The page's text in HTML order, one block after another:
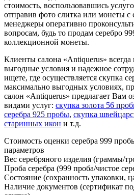
стоимость, воспользовавшись
отправив фото слитка или монеты
менеджеры оперативно
вопросам, будь то продам серебро
коллекционной монеты.
Клиенты салона «Antiquerus»
выгодные условия и надежное
ищете, где осуществляется скупка
максимально выгодных условиях,
салон «Antiquerus» предлагает Вам
видами услуг: скупка золота 56
серебра 925 пробы, скупка
старинных икон и т.д.
Стоимость оценки серебра 999
параметров
Вес серебряного изделия (граммы/
Проба серебра (999 проба/чистое
Состояние (сохранность упаковки,
Наличие документов (сертификат